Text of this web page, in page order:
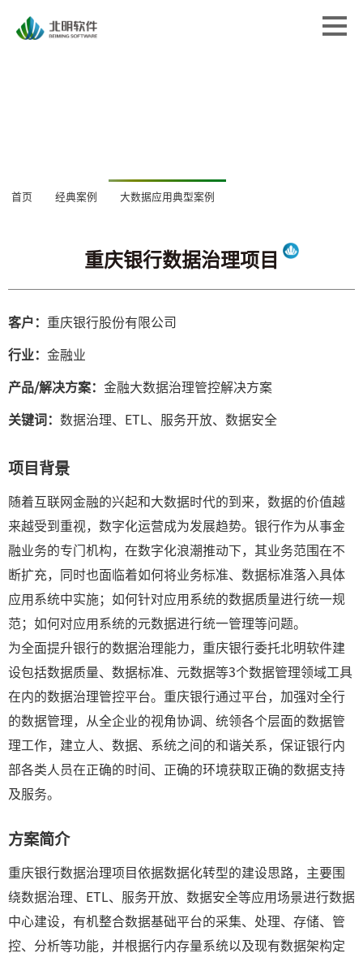
经典案例
新闻中心
关于北明
首页 经典案例 大数据应用典型案例
重庆银行数据治理项目
客户： 重庆银行股份有限公司
行业： 金融业
产品/解决方案： 金融大数据治理管控解决方案
关键词： 数据治理、ETL、服务开放、数据安全
项目背景
随着互联网金融的兴起和大数据时代的到来，数据的价值越
来越受到重视，数字化运营成为发展趋势。银行作为从事金
融业务的专门机构，在数字化浪潮推动下，其业务范围在不
断扩充，同时也面临着如何将业务标准、数据标准落入具体
应用系统中实施；如何针对应用系统的数据质量进行统一规
范；如何对应用系统的元数据进行统一管理等问题。
为全面提升银行的数据治理能力，重庆银行委托北明软件建
设包括数据质量、数据标准、元数据等3个数据管理领域工具
在内的数据治理管控平台。重庆银行通过平台，加强对全行
的数据管理，从全企业的视角协调、统领各个层面的数据管
理工作，建立人、数据、系统之间的和谐关系，保证银行内
部各类人员在正确的时间、正确的环境获取正确的数据支持
及服务。
方案简介
重庆银行数据治理项目依据数据化转型的建设思路，主要围
绕数据治理、ETL、服务开放、数据安全等应用场景进行数据
中心建设，有机整合数据基础平台的采集、处理、存储、管
控、分析等功能，并根据行内存量系统以及现有数据架构定